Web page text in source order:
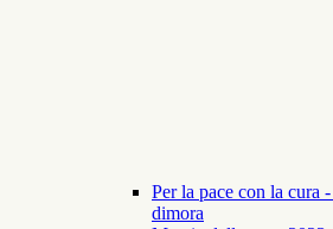
Per la pace con la cura
dimora